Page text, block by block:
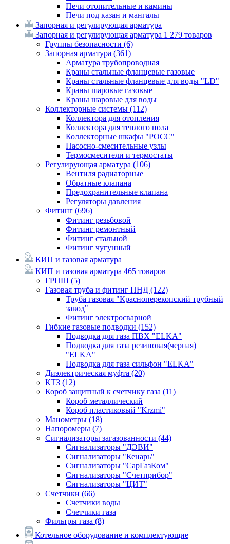
Печи отопительные и камины
Печи под казан и мангалы
Запорная и регулирующая арматура
Запорная и регулирующая арматура 1 279 товаров
Группы безопасности (6)
Запорная арматура (361)
Арматура трубопроводная
Краны стальные фланцевые газовые
Краны стальные фланцевые для воды "LD"
Краны шаровые газовые
Краны шаровые для воды
Коллекторные системы (112)
Коллектора для отопления
Коллектора для теплого пола
Коллекторные шкафы "РОСС"
Насосно-смесительные узлы
Термосмесители и термостаты
Регулирующая арматура (106)
Вентиля радиаторные
Обратные клапана
Предохранительные клапана
Регуляторы давления
Фитинг (696)
Фитинг резьбовой
Фитинг ремонтный
Фитинг стальной
Фитинг чугунный
КИП и газовая арматура
КИП и газовая арматура 465 товаров
ГРПШ (5)
Газовая труба и фитинг ПНД (122)
Труба газовая "Красноперекопский трубный
завод"
Фитинг электросварной
Гибкие газовые подводки (152)
Подводка для газа ПВХ "ELKA"
Подводка для газа резиновая(черная)
"ELKA"
Подводка для газа сильфон "ELKA"
Диэлектрическая муфта (20)
КТЗ (12)
Короб защитный к счетчику газа (11)
Короб металлический
Короб пластиковый "Krzmi"
Манометры (18)
Напоромеры (7)
Сигнализаторы загазованности (44)
Сигнализаторы "ДЭВИ"
Сигнализаторы "Кенарь"
Сигнализаторы "СарГазКом"
Сигнализаторы "Счетприбор"
Сигнализаторы "ЦИТ"
Счетчики (66)
Счетчики воды
Счетчики газа
Фильтры газа (8)
Котельное оборудование и комплектующие